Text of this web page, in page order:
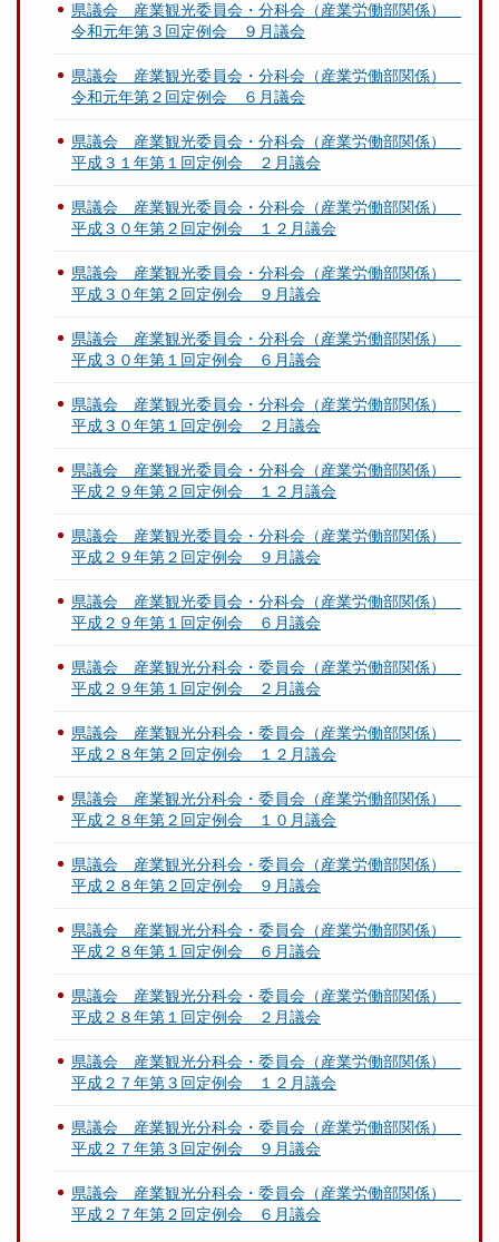
県議会 産業観光委員会・分科会（産業労働部関係）
令和元年第３回定例会 ９月議会
県議会 産業観光委員会・分科会（産業労働部関係）
令和元年第２回定例会 ６月議会
県議会 産業観光委員会・分科会（産業労働部関係）
平成３１年第１回定例会 ２月議会
県議会 産業観光委員会・分科会（産業労働部関係）
平成３０年第２回定例会 １２月議会
県議会 産業観光委員会・分科会（産業労働部関係）
平成３０年第２回定例会 ９月議会
県議会 産業観光委員会・分科会（産業労働部関係）
平成３０年第１回定例会 ６月議会
県議会 産業観光委員会・分科会（産業労働部関係）
平成３０年第１回定例会 ２月議会
県議会 産業観光委員会・分科会（産業労働部関係）
平成２９年第２回定例会 １２月議会
県議会 産業観光委員会・分科会（産業労働部関係）
平成２９年第２回定例会 ９月議会
県議会 産業観光委員会・分科会（産業労働部関係）
平成２９年第１回定例会 ６月議会
県議会 産業観光分科会・委員会（産業労働部関係）
平成２９年第１回定例会 ２月議会
県議会 産業観光分科会・委員会（産業労働部関係）
平成２８年第２回定例会 １２月議会
県議会 産業観光分科会・委員会（産業労働部関係）
平成２８年第２回定例会 １０月議会
県議会 産業観光分科会・委員会（産業労働部関係）
平成２８年第２回定例会 ９月議会
県議会 産業観光分科会・委員会（産業労働部関係）
平成２８年第１回定例会 ６月議会
県議会 産業観光分科会・委員会（産業労働部関係）
平成２８年第１回定例会 ２月議会
県議会 産業観光分科会・委員会（産業労働部関係）
平成２７年第３回定例会 １２月議会
県議会 産業観光分科会・委員会（産業労働部関係）
平成２７年第３回定例会 ９月議会
県議会 産業観光分科会・委員会（産業労働部関係）
平成２７年第２回定例会 ６月議会